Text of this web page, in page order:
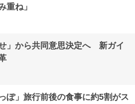
重ね」
」から共同意思決定へ 新ガイ
ぽ」旅行前後の食事に約5割がス